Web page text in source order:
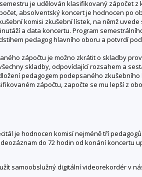
je udělován klasifikovaný zápočet
absolventský koncert je hodnocen po
komisi zkušební lístek, na němž
a data koncertu. Program
pedagog hlavního oboru a potvrdí
zápočtu je možno zkrátit o skladby
skladby, odpovídající rozsahem a
pedagogem podepsaného
zápočtu, započte se mu lepší z
je hodnocen komisí nejméně tří
do 72 hodin od konání koncertu
samoobslužný digitální videorekordér v